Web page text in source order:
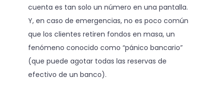
cuenta es tan solo un número en una pantalla.
Y, en caso de emergencias, no es poco común
que los clientes retiren fondos en masa, un
fenómeno conocido como “pánico bancario”
(que puede agotar todas las reservas de
efectivo de un banco).